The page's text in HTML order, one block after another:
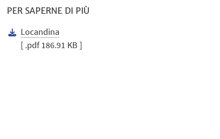
PER SAPERNE DI PIÙ
Locandina
[ .pdf 186.91 KB ]